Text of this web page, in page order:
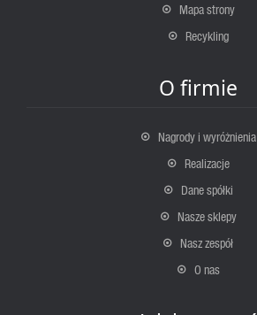
Mapa strony
Recykling
O firmie
Nagrody i wyróżnienia
Realizacje
Dane spółki
Nasze sklepy
Nasz zespół
O nas